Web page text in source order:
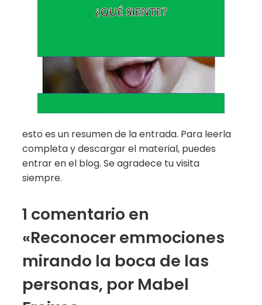
esto es un resumen de la entrada. Para leerla
completa y descargar el material, puedes
entrar en el blog. Se agradece tu visita
siempre.
1 comentario en
«Reconocer emmociones
mirando la boca de las
personas, por Mabel